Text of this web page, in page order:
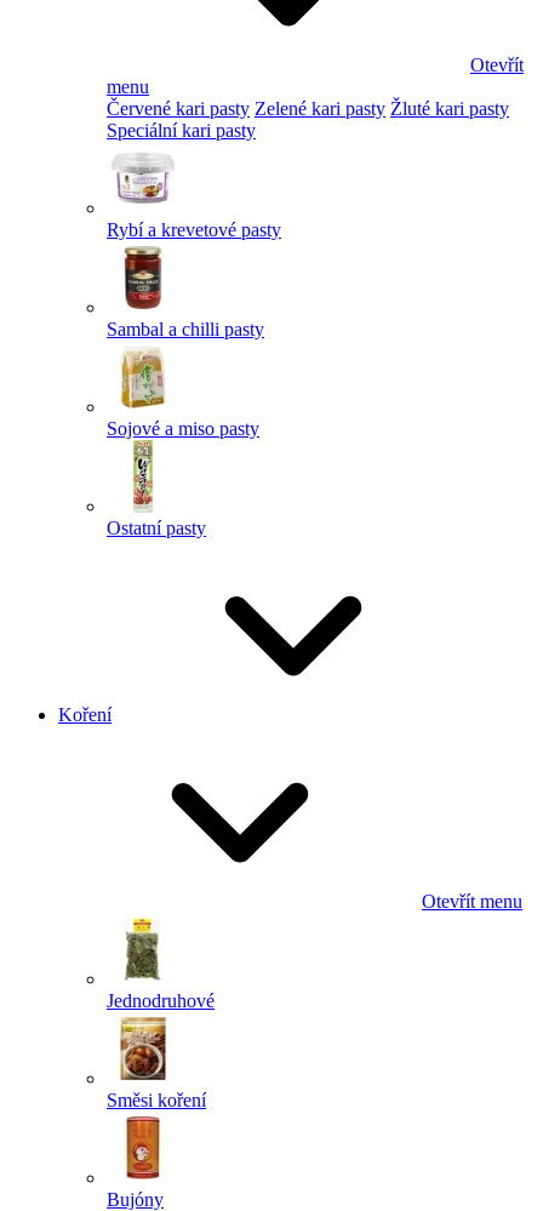
Otevřít
menu
Červené kari pasty Zelené kari pasty Žluté kari pasty
Speciální kari pasty
Rybí a krevetové pasty
Sambal a chilli pasty
Sojové a miso pasty
Ostatní pasty
Koření
Otevřít menu
Jednodruhové
Směsi koření
Bujóny